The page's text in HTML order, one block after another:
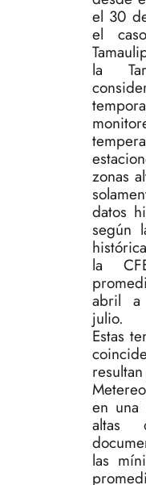
el 30
el
la
zonas
datos
según
la
abril
julio.
Estas
en una
altas
las